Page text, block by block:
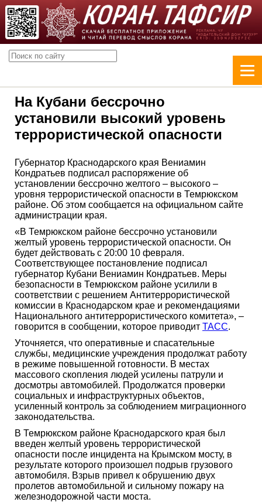
На Кубани бессрочно
установили высокий уровень
террористической опасности
Губернатор Краснодарского края Вениамин
Кондратьев подписал распоряжение об
установлении бессрочно желтого – высокого –
уровня террористической опасности в Темрюкском
районе. Об этом сообщается на официальном сайте
администрации края.
«В Темрюкском районе бессрочно установили
желтый уровень террористической опасности. Он
будет действовать с 20:00 10 февраля.
Соответствующее постановление подписал
губернатор Кубани Вениамин Кондратьев. Меры
безопасности в Темрюкском районе усилили в
соответствии с решением Антитеррористической
комиссии в Краснодарском крае и рекомендациями
Национального антитеррористического комитета», –
говорится в сообщении, которое приводит ТАСС.
Уточняется, что оперативные и спасательные
службы, медицинские учреждения продолжат работу
в режиме повышенной готовности. В местах
массового скопления людей усилены патрули и
досмотры автомобилей. Продолжатся проверки
социальных и инфраструктурных объектов,
усиленный контроль за соблюдением миграционного
законодательства.
В Темрюкском районе Краснодарского края был
введен желтый уровень террористической
опасности после инцидента на Крымском мосту, в
результате которого произошел подрыв грузового
автомобиля. Взрыв привел к обрушению двух
пролетов автомобильной и сильному пожару на
железнодорожной части моста.